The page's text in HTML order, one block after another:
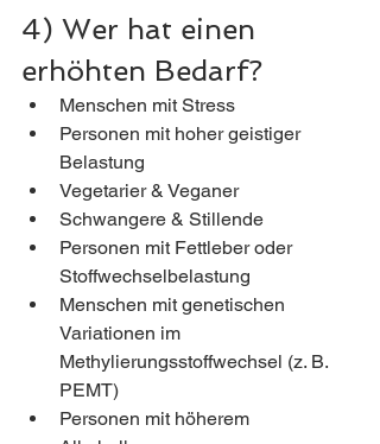
4) Wer hat einen
erhöhten Bedarf?
Menschen mit Stress
Personen mit hoher geistiger
Belastung
Vegetarier & Veganer
Schwangere & Stillende
Personen mit Fettleber oder
Stoffwechselbelastung
Menschen mit genetischen
Variationen im
Methylierungsstoffwechsel (z. B.
PEMT)
Personen mit höherem